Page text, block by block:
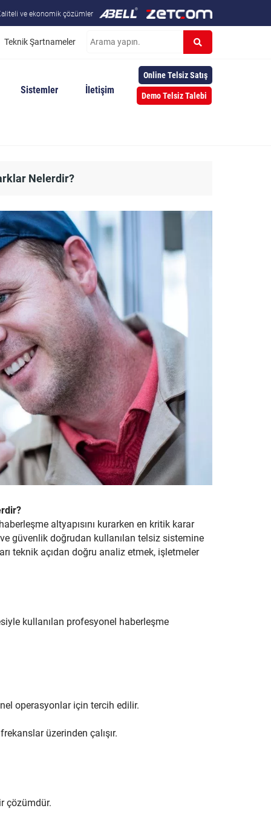
ve ekonomik çözümler
Teknik Şartnameler
Sistemler İletişim Demo Telsiz Talebi
Online Telsiz Satış
Nelerdir?
altyapısını kurarken en kritik karar
güvenlik doğrudan kullanılan telsiz sistemine
teknik açıdan doğru analiz etmek, işletmeler
kullanılan profesyonel haberleşme
operasyonlar için tercih edilir.
üzerinden çalışır.
çözümdür.